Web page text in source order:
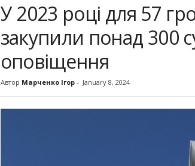
У 2023 році для 57
закупили понад 300
оповіщення
Автор Марченко Ігор- January 8, 2024